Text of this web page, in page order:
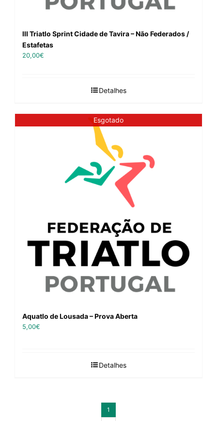
III Triatlo Sprint Cidade de Tavira – Não Federados /
Estafetas
20,00€
Detalhes
Esgotado
Aquatlo de Lousada – Prova Aberta
5,00€
Detalhes
1